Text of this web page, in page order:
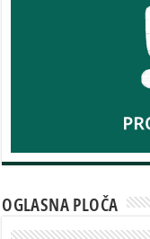
OGLASNA PLOČA